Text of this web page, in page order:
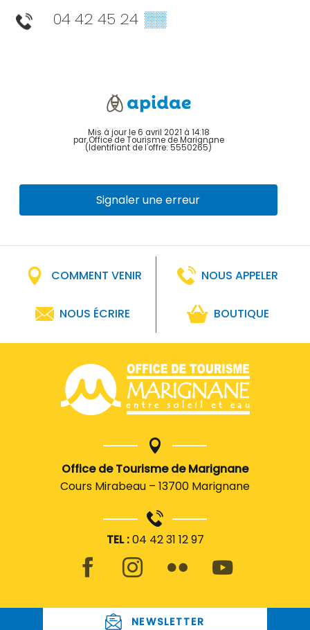
04 42 45 24 ▒▒
Mis à jour le 6 avril 2021 à 14:18
par Office de Tourisme de Marignane
(Identifiant de l'offre: 5550265)
Signaler une erreur
COMMENT VENIR NOUS APPELER
NOUS ÉCRIRE BOUTIQUE
Office de Tourisme de Marignane
Cours Mirabeau – 13700 Marignane
TEL :04 42 31 12 97
NEWSLETTER